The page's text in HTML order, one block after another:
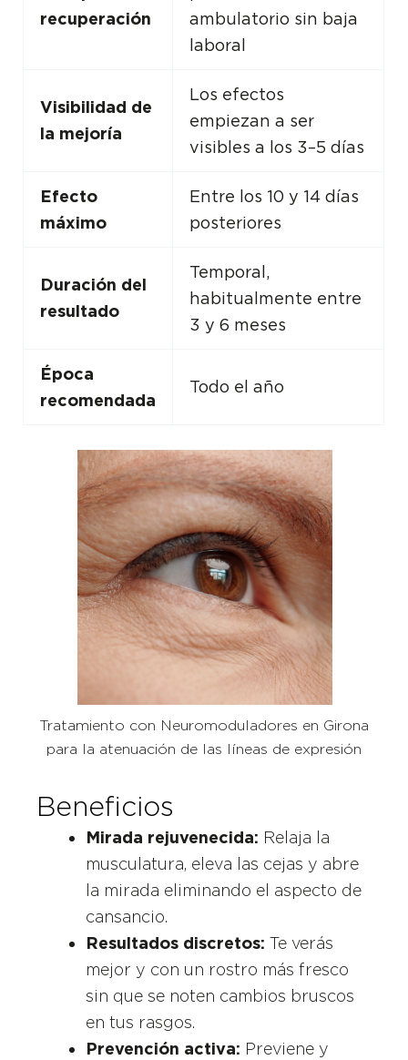
recuperación
ambulatorio sin baja
laboral
Visibilidad de
la mejoría
Los efectos
empiezan a ser
visibles a los 3–5 días
Efecto
máximo
Entre los 10 y 14 días
posteriores
Duración del
resultado
Temporal,
habitualmente entre
3 y 6 meses
Época
recomendada
Todo el año
Tratamiento con Neuromoduladores en Girona
para la atenuación de las líneas de expresión
Beneficios
Mirada rejuvenecida: Relaja la
musculatura, eleva las cejas y abre
la mirada eliminando el aspecto de
cansancio.
Resultados discretos: Te verás
mejor y con un rostro más fresco
sin que se noten cambios bruscos
en tus rasgos.
Prevención activa: Previene y